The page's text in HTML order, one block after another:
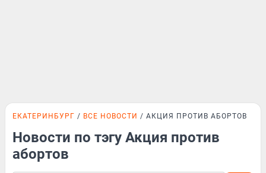
ЕКАТЕРИНБУРГ ВСЕ НОВОСТИ АКЦИЯ ПРОТИВ АБОРТОВ
Новости по тэгу Акция против
абортов